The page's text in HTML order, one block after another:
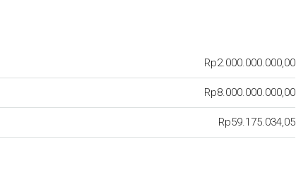
Rp2.000.000.000,00
Rp8.000.000.000,00
Rp59.175.034,05